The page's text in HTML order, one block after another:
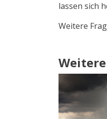
lassen sich
Weitere